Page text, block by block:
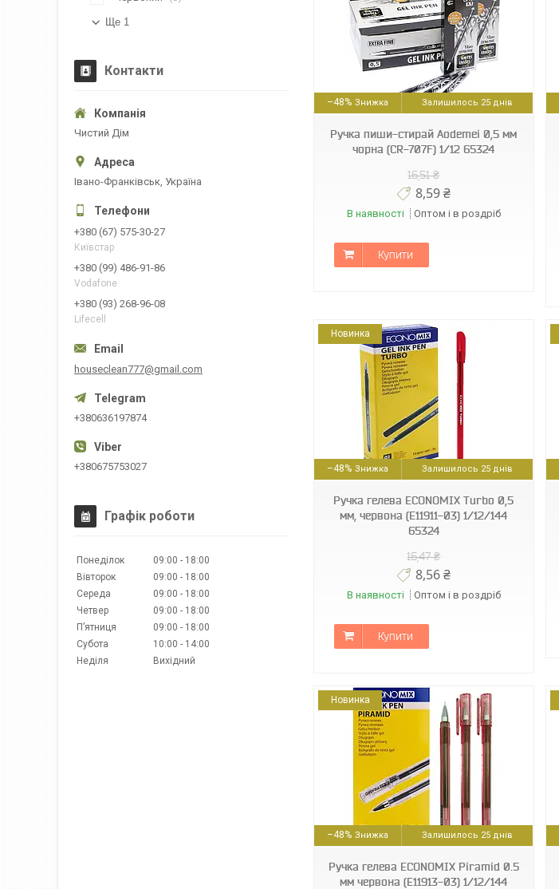
–48% Залишилось 25 днів
Ручка пиши-стирай Aodemei 0,5 мм
чорна (CR-707F) 1/12 65324
16,51 ₴
8,59 ₴
В наявності Оптом і в роздріб
Купити
18591662317760
Новинка
–48% Залишилось 25 днів
Ручка гелева ECONOMIX Turbo 0,5
мм, червона (E11911-03) 1/12/144
65324
16,47 ₴
8,56 ₴
В наявності Оптом і в роздріб
Купити
404457211913102
Новинка
–48% Залишилось 25 днів
Ручка гелева ECONOMIX Piramid 0.5
мм червона (E11913-03) 1/12/144
6958021509382
Ще 1
Контакти
Чистий Дім
Івано-Франківськ, Україна
+380 (67) 575-30-27
Київстар
+380 (99) 486-91-86
Vodafone
+380 (93) 268-96-08
Lifecell
houseclean777@gmail.com
+380636197874
+380675753027
Графік роботи
Понеділок 09:00
18:00
Вівторок
09:00
18:00
Середа
09:00
18:00
Четвер
09:00
18:00
Пʼятниця
09:00
18:00
Субота
10:00
14:00
Неділя
Вихідний